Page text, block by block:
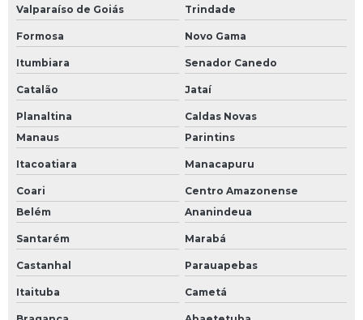
Valparaíso de Goiás Trindade
Formosa Novo Gama
Itumbiara Senador Canedo
Catalão Jataí
Planaltina
Caldas Novas
Manaus
Parintins
Itacoatiara Manacapuru
Coari
Centro Amazonense
Belém
Ananindeua
Santarém Marabá
Castanhal Parauapebas
Itaituba Cametá